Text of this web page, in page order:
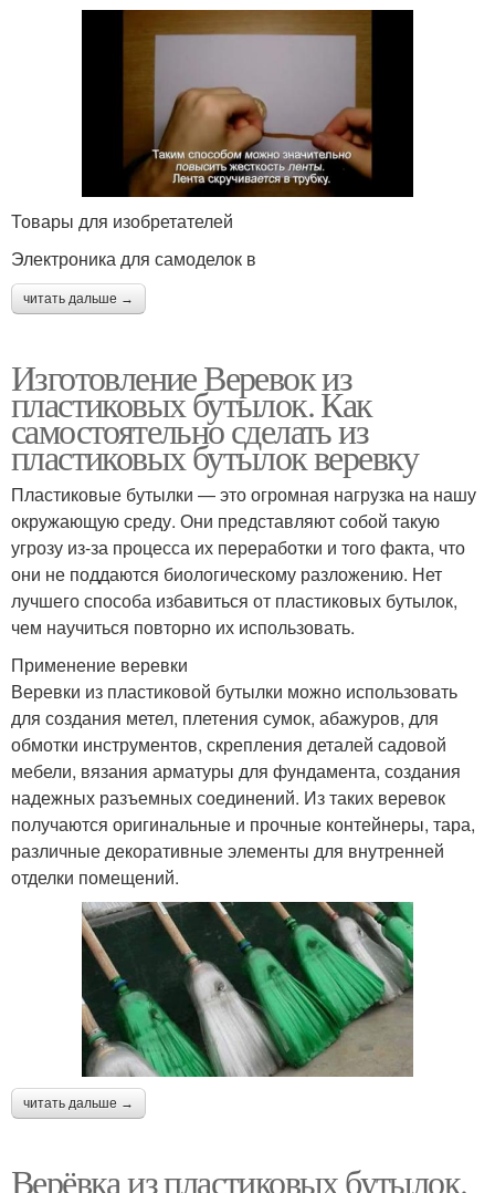
Товары для изобретателей
Электроника для самоделок в
читать дальше →
Изготовление Веревок из
пластиковых бутылок. Как
самостоятельно сделать из
пластиковых бутылок веревку
Пластиковые бутылки — это огромная нагрузка на нашу
окружающую среду. Они представляют собой такую
угрозу из-за процесса их переработки и того факта, что
они не поддаются биологическому разложению. Нет
лучшего способа избавиться от пластиковых бутылок,
чем научиться повторно их использовать.
Применение веревки
Веревки из пластиковой бутылки можно использовать
для создания метел, плетения сумок, абажуров, для
обмотки инструментов, скрепления деталей садовой
мебели, вязания арматуры для фундамента, создания
надежных разъемных соединений. Из таких веревок
получаются оригинальные и прочные контейнеры, тара,
различные декоративные элементы для внутренней
отделки помещений.
читать дальше →
Верёвка из пластиковых бутылок.